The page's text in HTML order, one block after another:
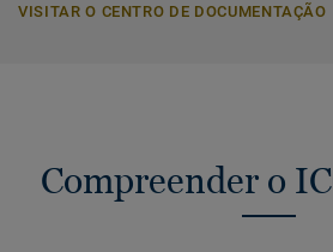
VISITAR O CENTRO DE DOCUMENTAÇÃO
Compreender o